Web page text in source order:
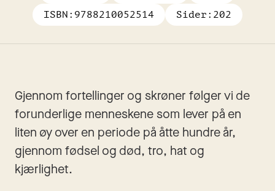
ISBN: 9788210052514 Sider: 202
Gjennom fortellinger og skrøner følger vi de
forunderlige menneskene som lever på en
liten øy over en periode på åtte hundre år,
gjennom fødsel og død, tro, hat og
kjærlighet.